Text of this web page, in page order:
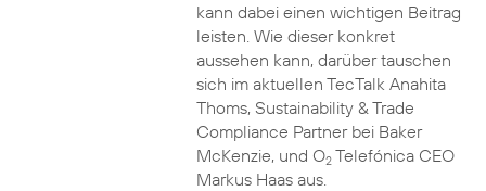
kann dabei einen wichtigen Beitrag
leisten. Wie dieser konkret
aussehen kann, darüber tauschen
sich im aktuellen TecTalk Anahita
Thoms, Sustainability & Trade
Compliance Partner bei Baker
McKenzie, und O2Telefónica CEO
Markus Haas aus.